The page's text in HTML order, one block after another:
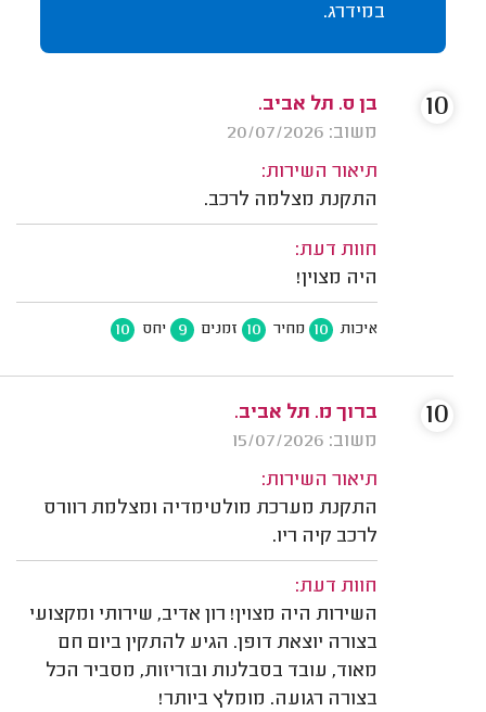
במידרג.
בן ס. תל אביב.
משוב: 20/07/2026
תיאור השירות:
התקנת מצלמה לרכב.
חוות דעת:
היה מצוין!
איכות 10 מחיר 10 זמנים 9 יחס 10
10
ברוך מ. תל אביב.
משוב: 15/07/2026
תיאור השירות:
התקנת מערכת מולטימדיה ומצלמת רוורס
לרכב קיה ריו.
חוות דעת:
השירות היה מצוין! רון אדיב, שירותי ומקצועי
בצורה יוצאת דופן. הגיע להתקין ביום חם
מאוד, עובד בסבלנות ובזריזות, מסביר הכל
בצורה רגועה. מומלץ ביותר!
10